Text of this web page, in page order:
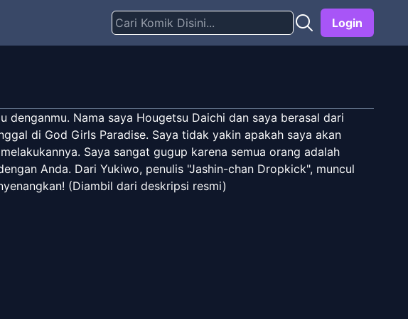
Login
Nama saya Hougetsu Daichi dan saya berasal dari
di God Girls Paradise. Saya tidak yakin apakah saya akan
Saya sangat gugup karena semua orang adalah
Anda. Dari Yukiwo, penulis "Jashin-chan Dropkick", muncul
(Diambil dari deskripsi resmi)